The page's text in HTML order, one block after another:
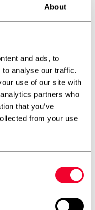
About
and ads, to
to analyse our traffic.
use of our site with
partners who
that you’ve
from your use